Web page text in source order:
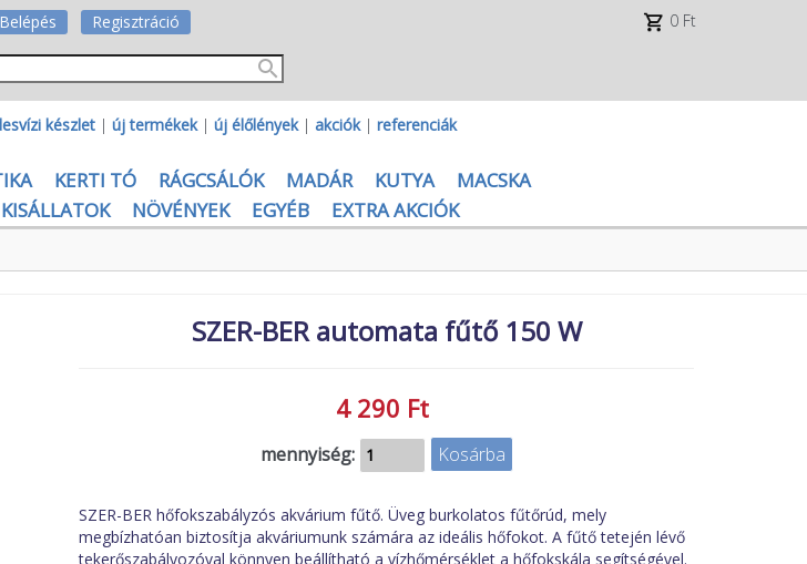
Belépés Regisztráció 0 Ft
készlet | új termékek| új élőlények| akciók| referenciák
KERTI TÓ RÁGCSÁLÓK MADÁR KUTYA
MACSKA
KISÁLLATOK NÖVÉNYEK EGYÉB EXTRA AKCIÓK
SZER-BER automata fűtő 150 W
4 290 Ft
mennyiség:
SZER-BER hőfokszabályzós akvárium fűtő. Üveg burkolatos fűtőrúd, mely
megbízhatóan biztosítja akváriumunk számára az ideális hőfokot. A fűtő tetején lévő
tekerőszabályozóval könnyen beállítható a vízhőmérséklet a hőfokskála segítségével.